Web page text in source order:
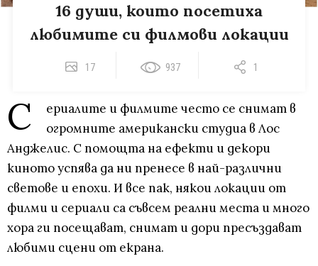
16 души, които посетиха
любимите си филмови локации
17 937 1
С
ериалите и филмите често се снимат в
огромните американски студиа в Лос
Анджелис. С помощта на ефекти и декори
киното успява да ни пренесе в най-различни
светове и епохи. И все пак, някои локации от
филми и сериали са съвсем реални места и много
хора ги посещават, снимат и дори пресъздават
любими сцени от екрана.